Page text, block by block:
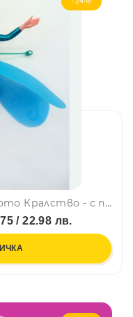
Летяща Елза от Замръзналото Кралство - с презареждаща се батерия и независим полет, BFO2
/ 22.98 лв.